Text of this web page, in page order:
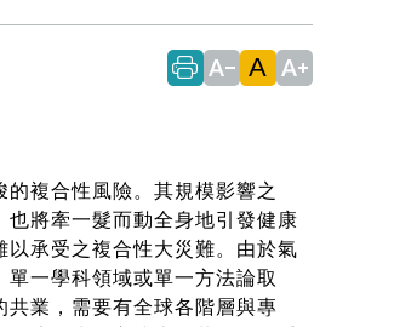
text_decrease A text_increase
複合性風險。其規模影響之
將牽一髮而動全身地引發健康
承受之複合性大災難。由於氣
一學科領域或單一方法論取
業，需要有全球各階層與專